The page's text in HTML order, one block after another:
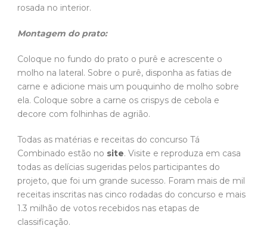
rosada no interior.
Montagem do prato:
Coloque no fundo do prato o purê e acrescente o
molho na lateral. Sobre o purê, disponha as fatias de
carne e adicione mais um pouquinho de molho sobre
ela. Coloque sobre a carne os crispys de cebola e
decore com folhinhas de agrião.
Todas as matérias e receitas do concurso Tá
Combinado estão no site. Visite e reproduza em casa
todas as delícias sugeridas pelos participantes do
projeto, que foi um grande sucesso. Foram mais de mil
receitas inscritas nas cinco rodadas do concurso e mais
1.3 milhão de votos recebidos nas etapas de
classificação.